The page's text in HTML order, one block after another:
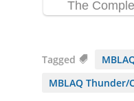
Tagged
MBLAQ Thunder/